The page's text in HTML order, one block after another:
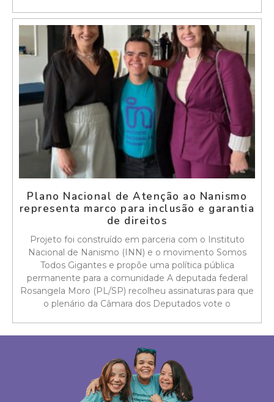
Plano Nacional de Atenção ao Nanismo
representa marco para inclusão e garantia
de direitos
Projeto foi construído em parceria com o Instituto
Nacional de Nanismo (INN) e o movimento Somos
Todos Gigantes e propõe uma política pública
permanente para a comunidade A deputada federal
Rosangela Moro (PL/SP) recolheu assinaturas para que
o plenário da Câmara dos Deputados vote o